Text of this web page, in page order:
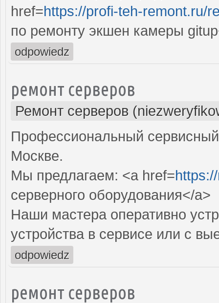
href=https://profi-teh-remont.ru/
по ремонту экшен камеры
odpowiedz
ремонт серверов
Ремонт серверов
Профессиональный
Москве.
Мы предлагаем: <a href=
серверного оборудования</a>
Наши мастера оперативно
устройства в сервисе или с
odpowiedz
ремонт серверов